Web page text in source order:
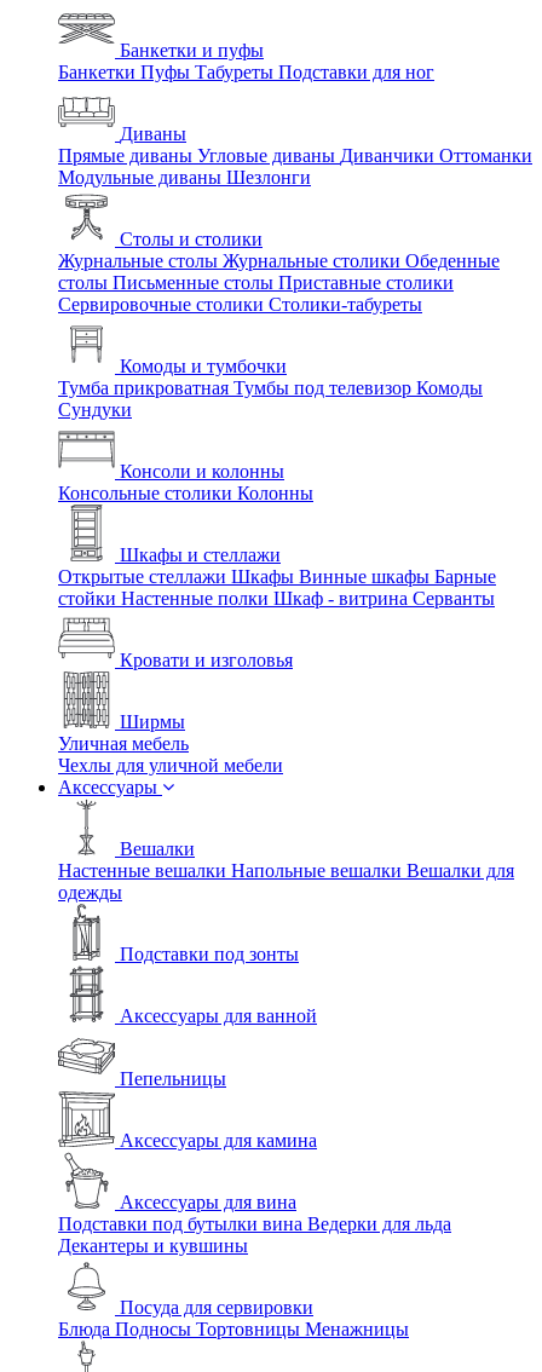
Банкетки и пуфы
Банкетки Пуфы Табуреты Подставки для ног
Диваны
Прямые диваны Угловые диваны Диванчики Оттоманки
Модульные диваны Шезлонги
Столы и столики
Журнальные столы Журнальные столики Обеденные
столы Письменные столы Приставные столики
Сервировочные столики Столики-табуреты
Комоды и тумбочки
Тумба прикроватная Тумбы под телевизор Комоды
Сундуки
Консоли и колонны
Консольные столики Колонны
Шкафы и стеллажи
Открытые стеллажи Шкафы Винные шкафы Барные
стойки Настенные полки Шкаф - витрина Серванты
Кровати и изголовья
Ширмы
Уличная мебель
Чехлы для уличной мебели
Аксессуары
Вешалки
Настенные вешалки Напольные вешалки Вешалки для
одежды
Подставки под зонты
Аксессуары для ванной
Пепельницы
Аксессуары для камина
Аксессуары для вина
Подставки под бутылки вина Ведерки для льда
Декантеры и кувшины
Посуда для сервировки
Блюда Подносы Тортовницы Менажницы